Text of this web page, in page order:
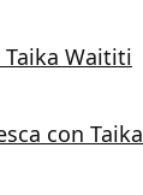
Waititi
con Taika